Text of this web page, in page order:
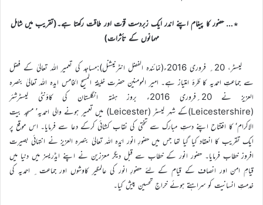
٭… حضور کا پیغام اپنے اندر ایک زبردست قوّت اور طاقت رکھتا ہے۔(تقریب میں شامل
مہمانوں کے تأثرات)
لیسٹر، 20؍ فروری 2016ء(نمائندہ الفضل انٹرنیشنل):مساجد کی تعمیر اللہ تعالیٰ کے فضل
سے جماعتِ احمدیہ کا طُرۂ امتیاز ہے۔ امیر المومنین حضرت خلیفۃ المسیح الخامس ایدہ اللہ تعالیٰ بنصرہ
العزیز نے 20؍فروری 2016ء بروز ہفتہ انگلستان کی کاؤنٹی لیسٹرشئر
(Leicestershire)کے شہر لیسٹر (Leicester) میں تعمیر ہونے والی احمدیہ’ مسجد بیت
الاکرام‘ کا افتتاح اپنے دستِ مبارک سے تختی کی نقاب کشائی کرکے دعا سے فرمایا۔ اس موقع پر
ایک تقریب کا انعقاد کیا گیا تھا جس میں حضورِ انور ایّدہ اللہ تعالیٰ بنصرہ العزیز نے انتہائی بصیرت
افروز خطاب فرمایا۔ حضور انور کے خطاب سے قبل دیگر معززین نے اپنے ایڈریسز میں دنیا میں
قیامِ امن اور انصاف کے قیام کے لئے حضورِ انور کی عالمگیر کاوشوں اور جماعت ِ احمدیہ کی
خدمتِ انسانیت کو سراہتے ہوئے خراجِ تحسین پیش کیا۔